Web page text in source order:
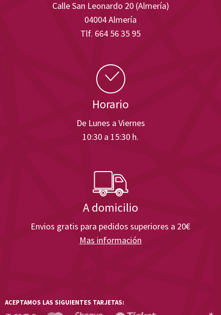
Calle San Leonardo 20 (Almería)
04004 Almería
Tlf. 664 56 35 95
Horario
De Lunes a Viernes
10:30 a 15:30 h.
A domicilio
Envios gratis para pedidos superiores a 20€
Mas información
ACEPTAMOS LAS SIGUIENTES TARJETAS: